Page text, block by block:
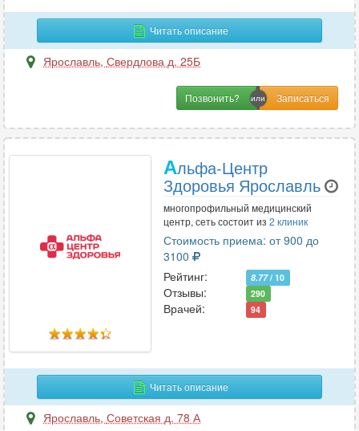
Читать описание
Ярославль, Свердлова д. 25Б
Позвонить?
Альфа-Центр
Здоровья Ярославль
многопрофильный медицинский
центр, сеть состоит из 2 клиник
Стоимость приема: от 900 до
3100
Рейтинг:
8.77/ 10
Отзывы: 290
Врачей: 94
Читать описание
Ярославль, Советская д. 78 А